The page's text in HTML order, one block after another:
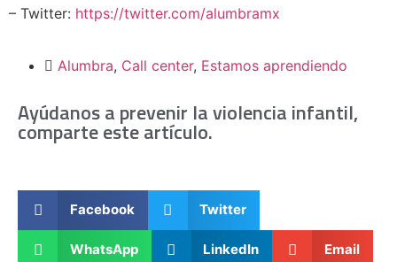
– Twitter: https://twitter.com/alumbramx
Alumbra, Call center, Estamos aprendiendo
Ayúdanos a prevenir la violencia infantil,
comparte este artículo.
Facebook Twitter
WhatsApp LinkedIn Email